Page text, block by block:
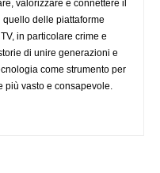
valorizzare e connettere il
delle piattaforme
in particolare crime e
di unire generazioni e
come strumento per
più vasto e consapevole.